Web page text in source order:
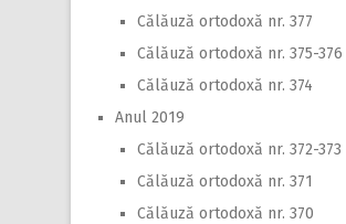
Călăuză ortodoxă nr. 377
Călăuză ortodoxă nr. 375-376
Călăuză ortodoxă nr. 374
Anul 2019
Călăuză ortodoxă nr. 372-373
Călăuză ortodoxă nr. 371
Călăuză ortodoxă nr. 370